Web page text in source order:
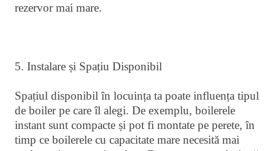
rezervor mai mare.
5. Instalare și Spațiu Disponibil
Spațiul disponibil în locuința ta poate influența tipul
de boiler pe care îl alegi. De exemplu, boilerele
instant sunt compacte și pot fi montate pe perete, în
timp ce boilerele cu capacitate mare necesită mai